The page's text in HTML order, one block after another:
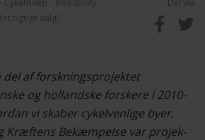
Cykelviden
Bikeability
rigtige valg?
Del via
del af forskningsprojektet
og hollandske forskere i 2010-
vi skaber cykelvenlige byer.
Kræftens Bekæmpelse var projek-